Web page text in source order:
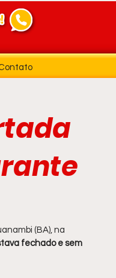
(BA), na
fechado e sem